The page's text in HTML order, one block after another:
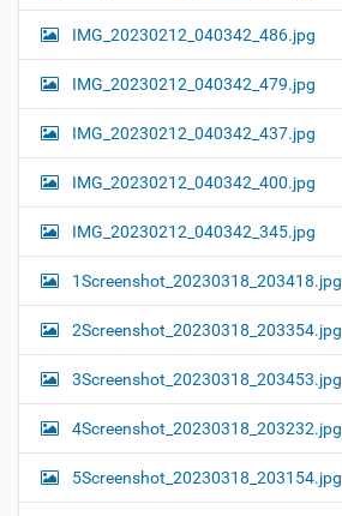
IMG_20230212_040342_486.jpg
IMG_20230212_040342_479.jpg
IMG_20230212_040342_437.jpg
IMG_20230212_040342_400.jpg
IMG_20230212_040342_345.jpg
1Screenshot_20230318_203418.jpg
2Screenshot_20230318_203354.jpg
3Screenshot_20230318_203453.jpg
4Screenshot_20230318_203232.jpg
5Screenshot_20230318_203154.jpg